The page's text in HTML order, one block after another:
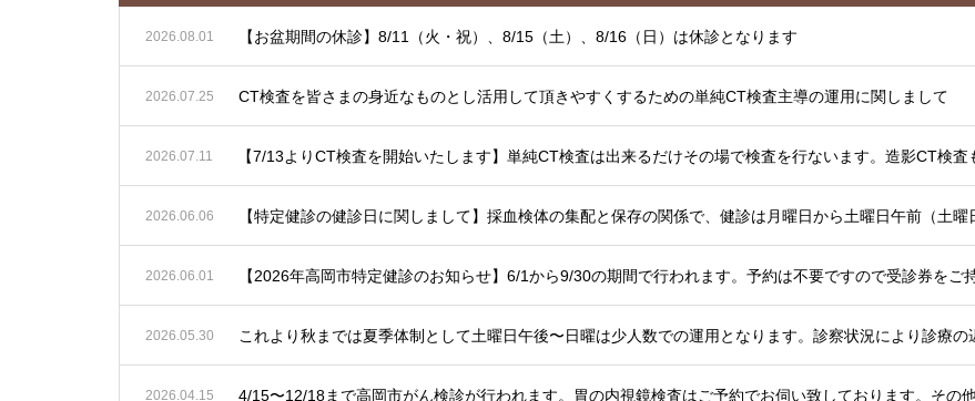
2026.08.01 【お盆期間の休診】8/11（火・祝）、8/15（土）、8/16（日）は休診となります
2026.07.25 CT検査を皆さまの身近なものとし活用して頂きやすくするための単純CT検査主導の運用に関しまして
2026.07.11
2026.06.06 【特定健診の健診日に関しまして】採血検体の集配と保存の関係で、健診は月曜日から土曜日午前（土
2026.06.01
2026.05.30
2026.04.15 4/15〜12/18まで高岡市がん検診が行われます。胃の内視鏡検査はご予約でお伺い致しております。その